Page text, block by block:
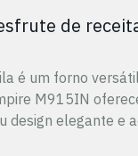
de
é um forno
M915IN
design elegante